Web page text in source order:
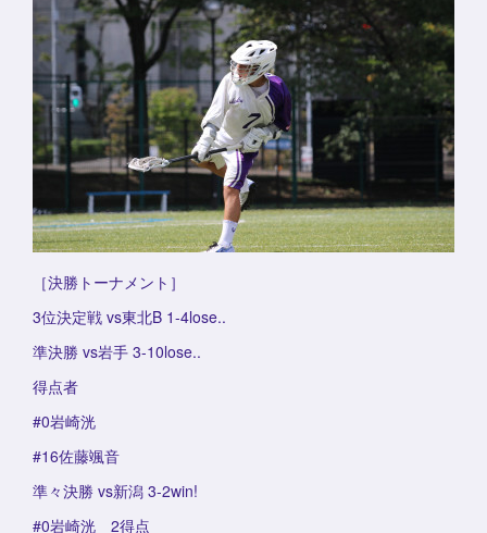
［決勝トーナメント］
3位決定戦 vs東北B 1-4lose..
準決勝 vs岩手 3-10lose..
得点者
#0岩崎洸
#16佐藤颯音
準々決勝 vs新潟 3-2win!
#0岩崎洸 2得点